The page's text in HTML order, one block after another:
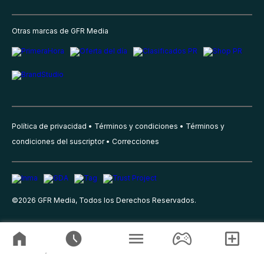
Otras marcas de GFR Media
Política de privacidad Términos y condiciones
Términos y
condiciones del suscriptor
Correcciones
©2026 GFR Media, Todos los Derechos Reservados.